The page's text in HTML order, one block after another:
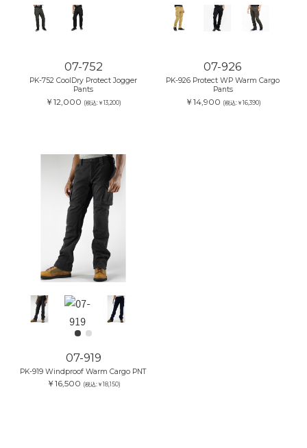
07-752
PK-752 CoolDry Protect Jogger
Pants
￥12,000 (税込:￥13,200)
07-926
PK-926 Protect WP Warm Cargo
Pants
￥14,900 (税込:￥16,390)
07-919
PK-919 Windproof Warm Cargo PNT
￥16,500 (税込:￥18,150)